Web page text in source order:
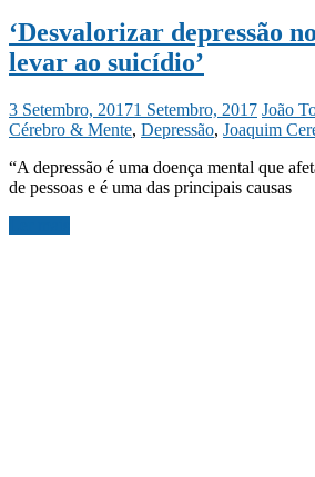
‘Desvalorizar depressão
levar ao suicídio’
3 Setembro, 20171 Setembro, 2017 João
Cérebro & Mente, Depressão, Joaquim
“A depressão é uma doença mental que
de pessoas e é uma das principais causas